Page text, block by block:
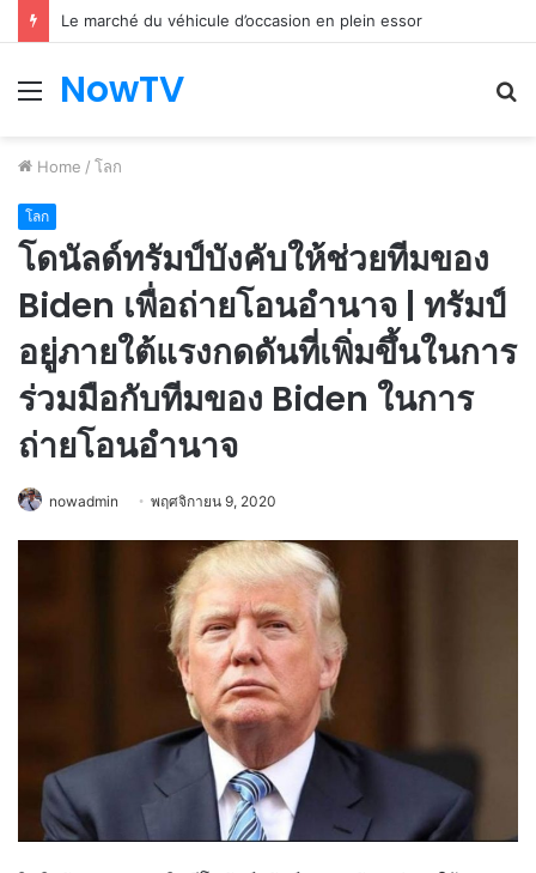
Le marché du véhicule d’occasion en plein essor
Menu
NowTV
Home / โลก
โลก
โดนัลด์ทรัมป์บังคับให้ช่วยทีมของ
Biden เพื่อถ่ายโอนอำนาจ | ทรัมป์
อยู่ภายใต้แรงกดดันที่เพิ่มขึ้นในการ
ร่วมมือกับทีมของ Biden ในการ
ถ่ายโอนอำนาจ
nowadmin พฤศจิกายน 9, 2020